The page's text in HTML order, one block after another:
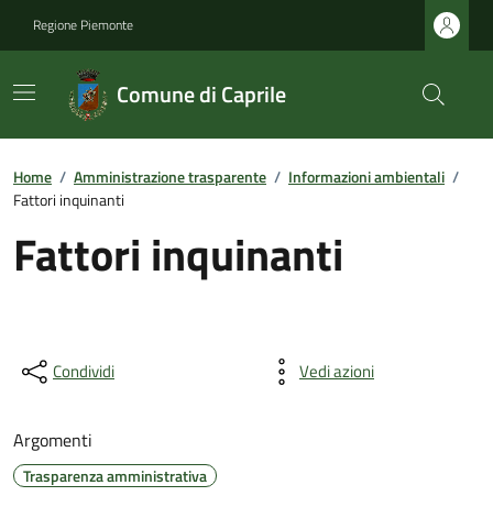
Regione Piemonte
Comune di Caprile
Home / Amministrazione trasparente / Informazioni ambientali /
Fattori inquinanti
Fattori inquinanti
Condividi Vedi azioni
Argomenti
Trasparenza amministrativa